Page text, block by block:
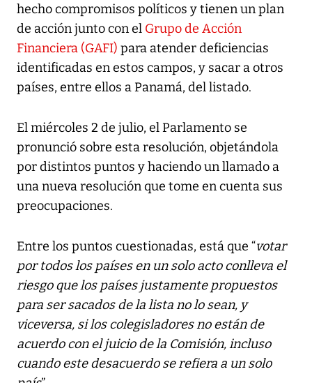
hecho compromisos políticos y tienen un plan
de acción junto con el Grupo de Acción
Financiera (GAFI) para atender deficiencias
identificadas en estos campos, y sacar a otros
países, entre ellos a Panamá, del listado.
El miércoles 2 de julio, el Parlamento se
pronunció sobre esta resolución, objetándola
por distintos puntos y haciendo un llamado a
una nueva resolución que tome en cuenta sus
preocupaciones.
Entre los puntos cuestionadas, está que “votar
por todos los países en un solo acto conlleva el
riesgo que los países justamente propuestos
para ser sacados de la lista no lo sean, y
viceversa, si los colegisladores no están de
acuerdo con el juicio de la Comisión, incluso
cuando este desacuerdo se refiera a un solo